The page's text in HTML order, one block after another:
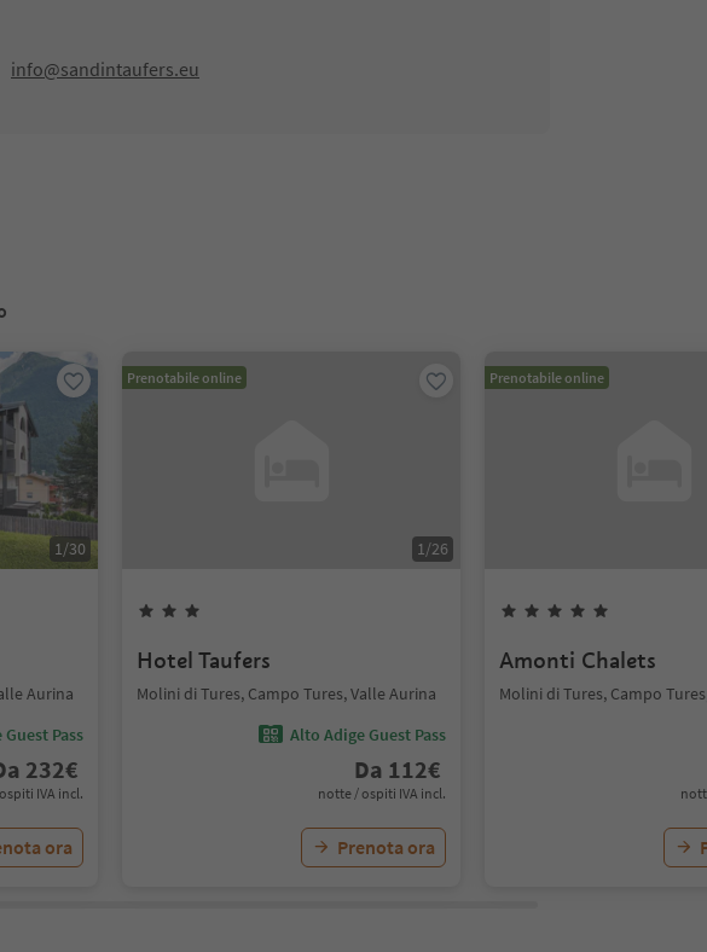
info@sandintaufers.eu
1/30
Aurina
Pass
232€
IVA incl.
ora
Prenotabile online
1/26
Hotel Taufers
Molini di Tures, Campo Tures, Valle Aurina
Alto Adige Guest Pass
Da 112€
notte / ospiti IVA incl.
Prenota ora
Prenotabile online
Amonti Chalets
Molini di Tures, Campo